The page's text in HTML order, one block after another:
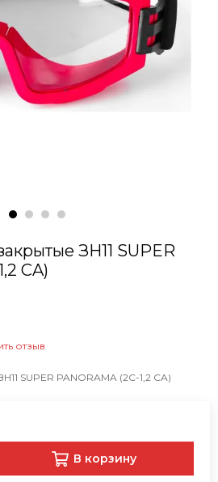
ЗН11 SUPER
CA)
отзыв
SUPER PANORAMA (2С-1,2 CA)
В корзину